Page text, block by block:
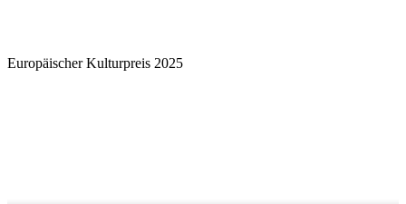
Europäischer Kulturpreis 2025